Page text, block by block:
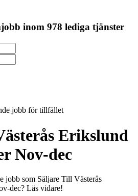
inom 978 lediga tjänster
jobb för tillfället
Erikslund
Nov-dec
jobb som Säljare Till Västerås
dec? Läs vidare!